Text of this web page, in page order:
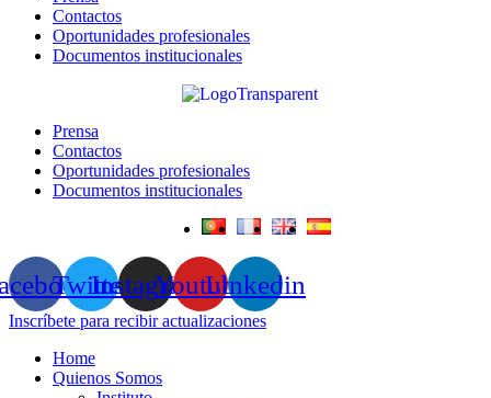
Contactos
Oportunidades profesionales
Documentos institucionales
Prensa
Contactos
Oportunidades profesionales
Documentos institucionales
TwitterInstagramYoutubeLinkedin
Inscríbete para recibir actualizaciones
Home
Quienos Somos